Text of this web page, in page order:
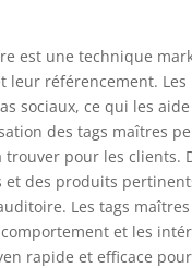
est une technique
leur référencement.
sociaux, ce qui les
des tags maîtres
pour les clients.
des produits
Les tags
et les
rapide et efficace